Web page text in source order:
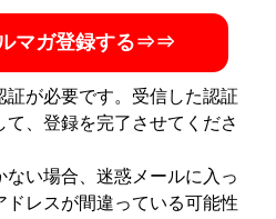
マガ登録する⇒⇒
が必要です。受信した認証
て、登録を完了させてくださ
い場合、迷惑メールに入っ
ドレスが間違っている可能性